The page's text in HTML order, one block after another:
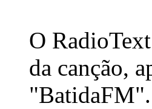
O
da canção,
"BatidaFM".